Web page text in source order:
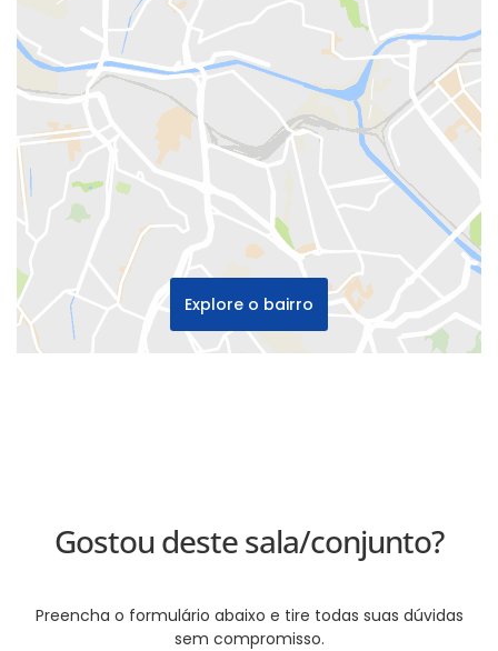
Explore o bairro
Gostou deste sala/conjunto?
Preencha o formulário abaixo e tire todas suas dúvidas
sem compromisso.